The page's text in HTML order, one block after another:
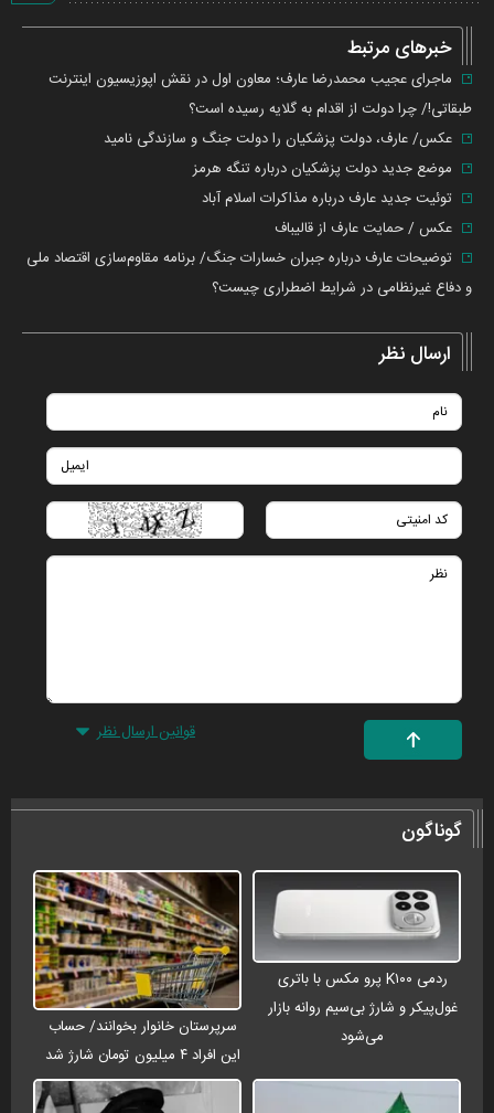
گزارش
خبرهای مرتبط
ماجرای عجیب محمدرضا عارف؛ معاون اول در نقش اپوزیسیون اینترنت
طبقاتی!/ چرا دولت از اقدام به گلایه رسیده است؟
عکس/ عارف، دولت پزشکیان را دولت جنگ و سازندگی نامید
موضع جدید دولت پزشکیان درباره تنگه هرمز
توئیت جدید عارف درباره مذاکرات اسلام آباد
عکس / حمایت عارف از قالیباف
توضیحات عارف درباره جبران خسارات جنگ/ برنامه مقاوم‌سازی اقتصاد ملی
و دفاع غیرنظامی در شرایط اضطراری چیست؟
ارسال نظر
قوانین ارسال نظر
گوناگون
ردمی K۱۰۰ پرو مکس با باتری
غول‌پیکر و شارژ بی‌سیم روانه بازار
می‌شود
سرپرستان خانوار بخوانند/ حساب
این افراد ۴ میلیون تومان شارژ شد